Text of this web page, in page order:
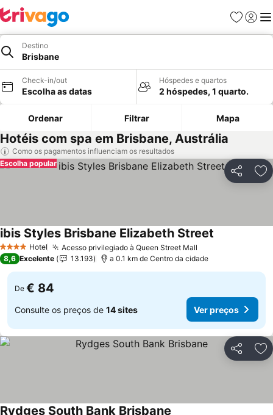
Favoritos
Iniciar
Destino
Brisbane
Check-in/out
Escolha as datas
Hóspedes e quartos
2 hóspedes, 1 quarto.
Ordenar Filtrar Mapa
Hotéis com spa em Brisbane, Austrália
Como os pagamentos influenciam os resultados
Partilhar
Escolha popular
4 EstrelasHotel Acesso privilegiado à Queen Street Mall
ibis Styles Brisbane Elizabeth Street
8,6 Excelente 13.193 a 0.1 km de Centro da cidade
De € 84
Consulte os preços de 14 sites Ver preços
Partilhar
Rydges South Bank Brisbane